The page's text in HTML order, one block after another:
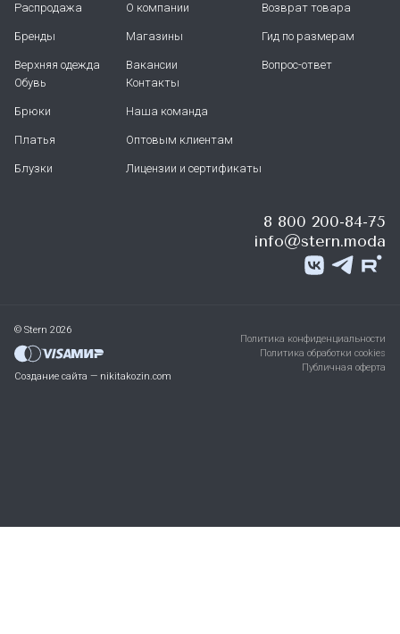
Распродажа
Бренды
Верхняя одежда
Обувь
Брюки
Платья
Блузки
О компании
Магазины
Вакансии
Контакты
Наша команда
Оптовым клиентам
Лицензии и сертификаты
Возврат товара
Гид по размерам
Вопрос-ответ
8 800 200-84-75
info@stern.moda
© Stern 2026
Создание сайта — nikitakozin.com
Политика конфиденциальности
Политика обработки cookies
Публичная оферта